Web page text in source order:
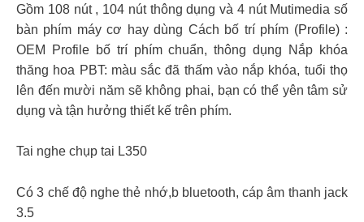
Gồm 108 nút , 104 nút thông dụng và 4 nút Mutimedia số
bàn phím máy cơ hay dùng Cách bố trí phím (Profile) :
OEM Profile bố trí phím chuẩn, thông dụng Nắp khóa
thăng hoa PBT: màu sắc đã thấm vào nắp khóa, tuổi thọ
lên đến mười năm sẽ không phai, bạn có thể yên tâm sử
dụng và tận hưởng thiết kế trên phím.
Tai nghe chụp tai L350
Có 3 chế độ nghe thẻ nhớ,b bluetooth, cáp âm thanh jack
3.5